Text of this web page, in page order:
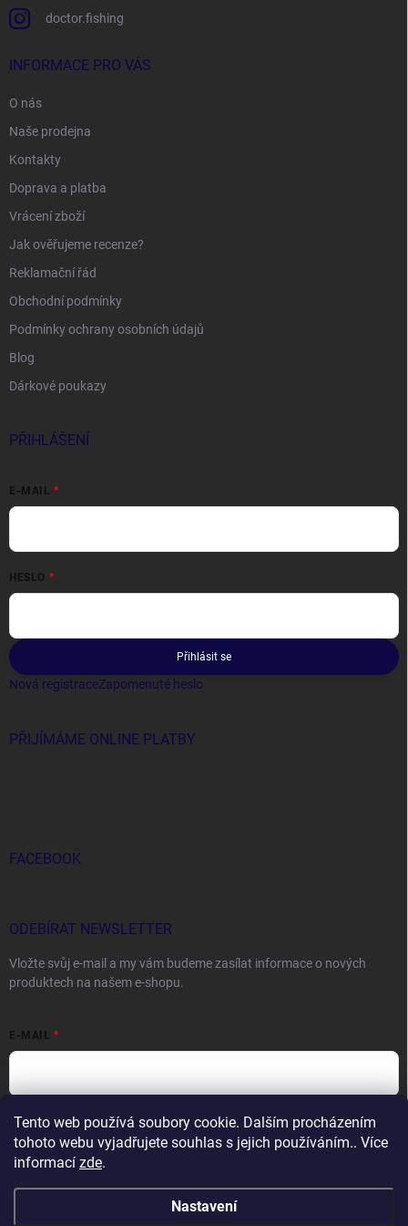
Tento web používá soubory cookie. Dalším procházením
tohoto webu vyjadřujete souhlas s jejich používáním.. Více
informací zde.
Nastavení
doctor.fishing
INFORMACE PRO VÁS
O nás
Naše prodejna
Kontakty
Doprava a platba
Vrácení zboží
Jak ověřujeme recenze?
Reklamační řád
Obchodní podmínky
Podmínky ochrany osobních údajů
Blog
Dárkové poukazy
PŘIHLÁŠENÍ
E-MAIL
HESLO
Přihlásit se
Nová registraceZapomenuté heslo
PŘIJÍMÁME ONLINE PLATBY
FACEBOOK
ODEBÍRAT NEWSLETTER
Vložte svůj e-mail a my vám budeme zasílat informace o nových
produktech na našem e-shopu.
E-MAIL
Vložením e-mailu souhlasíte spodmínkami ochrany osobních údajů
Přihlásit se